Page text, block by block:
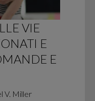
VIE
E
E
V. Miller